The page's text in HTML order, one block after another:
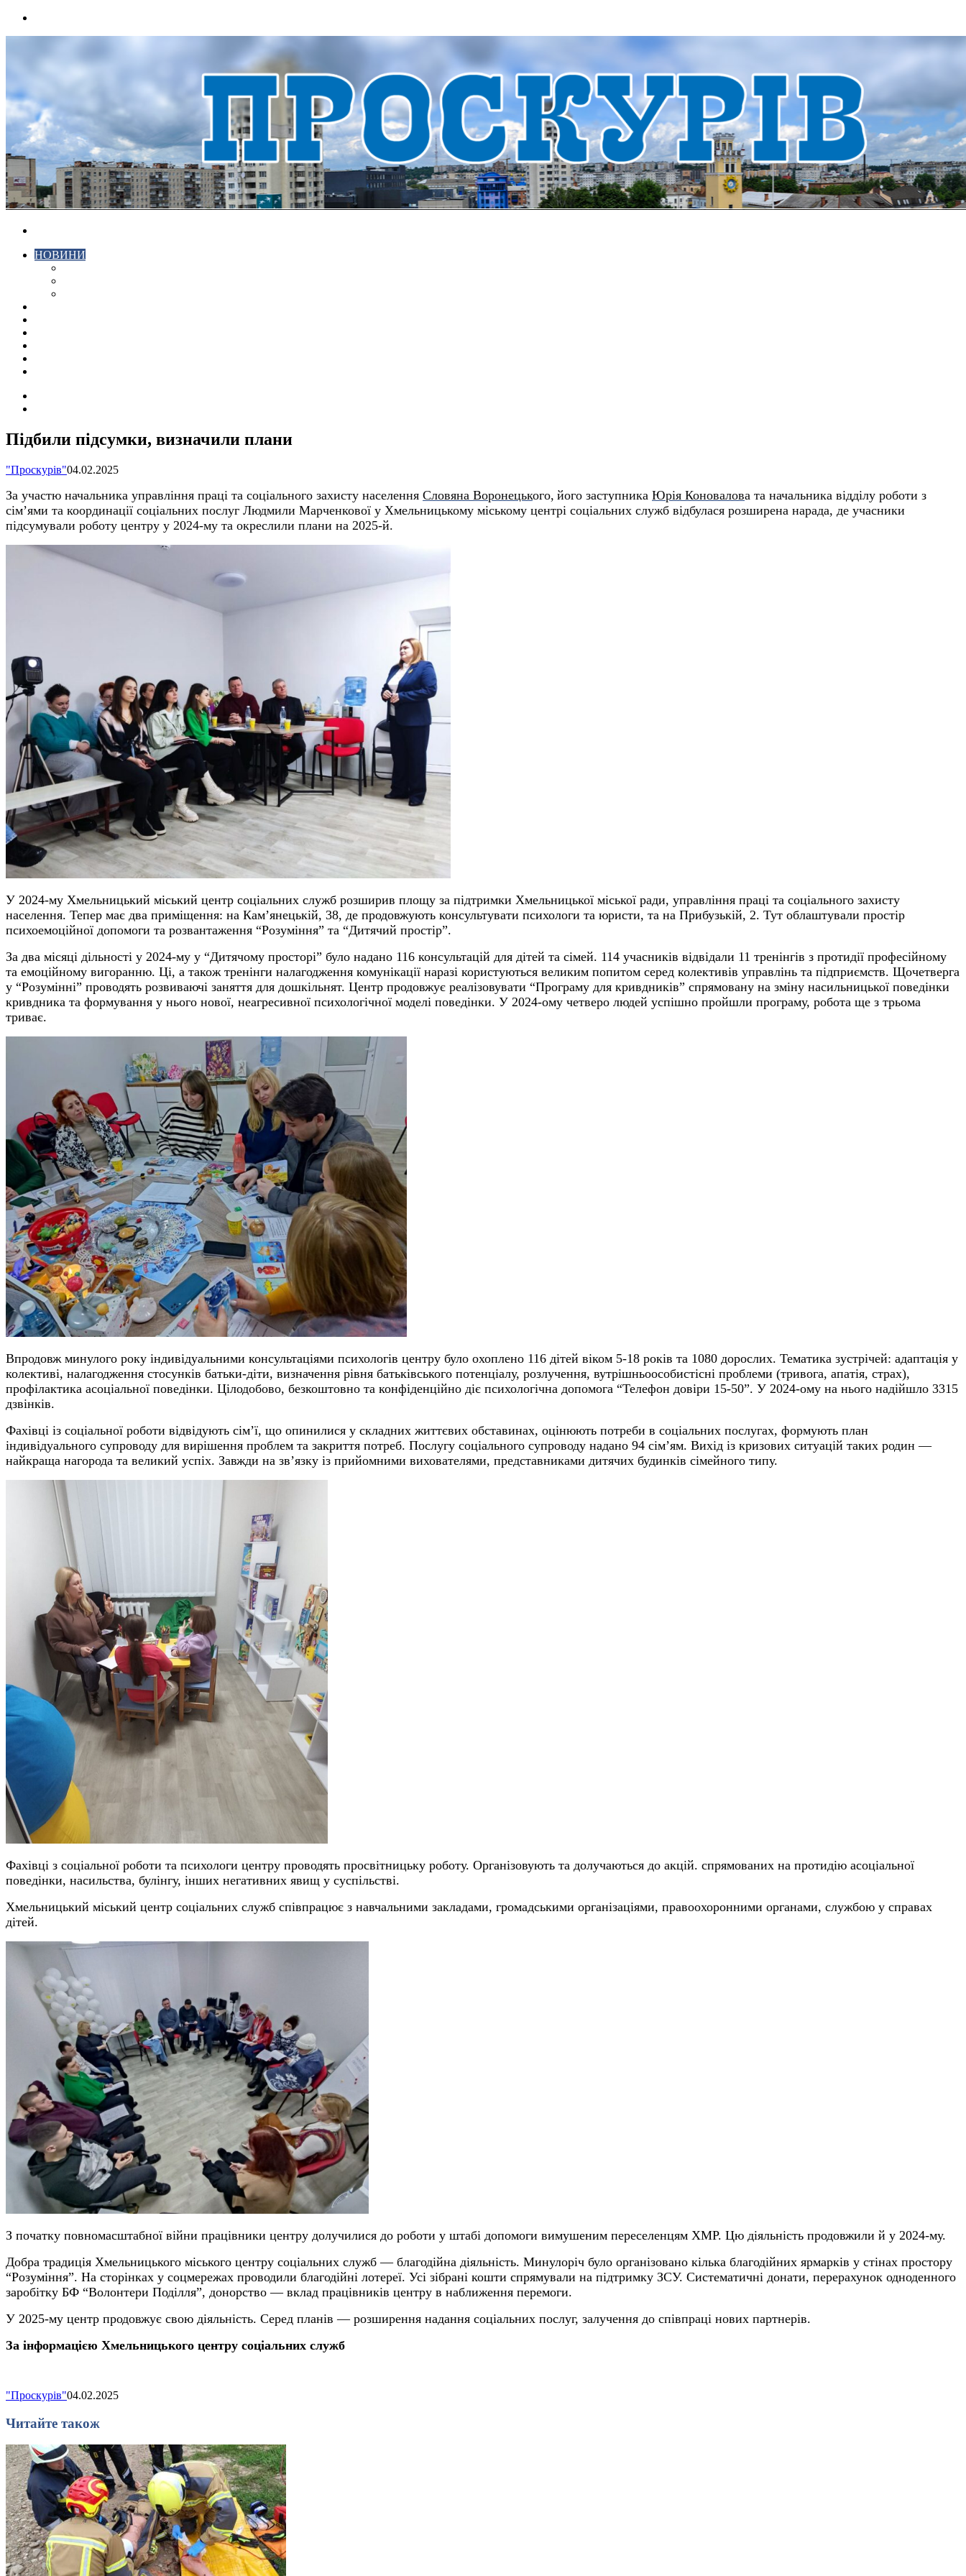
НОВИНИ
Підбили підсумки, визначили плани
"Проскурів"04.02.2025
За участю начальника управління праці та соціального захисту населення Словяна Воронецького, його заступника Юрія Коновалова та начальника відділу роботи з
сім’ями та координації соціальних послуг Людмили Марченкової у Хмельницькому міському центрі соціальних служб відбулася розширена нарада, де учасники
підсумували роботу центру у 2024-му та окреслили плани на 2025-й.
У 2024-му Хмельницький міський центр соціальних служб розширив площу за підтримки Хмельницької міської ради, управління праці та соціального захисту
населення. Тепер має два приміщення: на Кам’янецькій, 38, де продовжують консультувати психологи та юристи, та на Прибузькій, 2. Тут облаштували простір
психоемоційної допомоги та розвантаження “Розуміння” та “Дитячий простір”.
За два місяці дільності у 2024-му у “Дитячому просторі” було надано 116 консультацій для дітей та сімей. 114 учасників відвідали 11 тренінгів з протидії професійному
та емоційному вигоранню. Ці, а також тренінги налагодження комунікації наразі користуються великим попитом серед колективів управлінь та підприємств. Щочетверга
у “Розумінні” проводять розвиваючі заняття для дошкільнят. Центр продовжує реалізовувати “Програму для кривдників” спрямовану на зміну насильницької поведінки
кривдника та формування у нього нової, неагресивної психологічної моделі поведінки. У 2024-ому четверо людей успішно пройшли програму, робота ще з трьома
триває.
Впродовж минулого року індивідуальними консультаціями психологів центру було охоплено 116 дітей віком 5-18 років та 1080 дорослих. Тематика зустрічей: адаптація у
колективі, налагодження стосунків батьки-діти, визначення рівня батьківського потенціалу, розлучення, вутрішньоособистісні проблеми (тривога, апатія, страх),
профілактика асоціальної поведінки. Цілодобово, безкоштовно та конфіденційно діє психологічна допомога “Телефон довіри 15-50”. У 2024-ому на нього надійшло 3315
дзвінків.
Фахівці із соціальної роботи відвідують сім’ї, що опинилися у складних життєвих обставинах, оцінюють потреби в соціальних послугах, формують план
індивідуального супроводу для вирішення проблем та закриття потреб. Послугу соціального супроводу надано 94 сім’ям. Вихід із кризових ситуацій таких родин —
найкраща нагорода та великий успіх. Завжди на зв’язку із прийомними вихователями, представниками дитячих будинків сімейного типу.
Фахівці з соціальної роботи та психологи центру проводять просвітницьку роботу. Організовують та долучаються до акцій. спрямованих на протидію асоціальної
поведінки, насильства, булінгу, інших негативних явищ у суспільстві.
Хмельницький міський центр соціальних служб співпрацює з навчальними закладами, громадськими організаціями, правоохоронними органами, службою у справах
дітей.
З початку повномасштабної війни працівники центру долучилися до роботи у штабі допомоги вимушеним переселенцям ХМР. Цю діяльність продовжили й у 2024-му.
Добра традиція Хмельницького міського центру соціальних служб — благодійна діяльність. Минулоріч було організовано кілька благодійних ярмарків у стінах простору
“Розуміння”. На сторінках у соцмережах проводили благодійні лотереї. Усі зібрані кошти спрямували на підтримку ЗСУ. Систематичні донати, перерахунок одноденного
заробітку БФ “Волонтери Поділля”, донорство — вклад працівників центру в наближення перемоги.
У 2025-му центр продовжує свою діяльність. Серед планів — розширення надання соціальних послуг, залучення до співпраці нових партнерів.
За інформацією Хмельницького центру соціальних служб
"Проскурів"04.02.2025
Читайте також